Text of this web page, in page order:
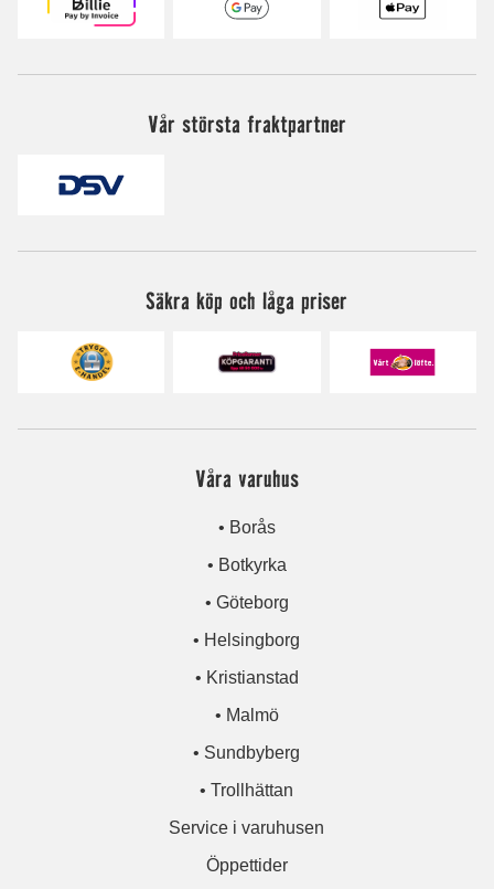
Vår största fraktpartner
Säkra köp och låga priser
Våra varuhus
• Borås
• Botkyrka
• Göteborg
• Helsingborg
• Kristianstad
• Malmö
• Sundbyberg
• Trollhättan
Service i varuhusen
Öppettider